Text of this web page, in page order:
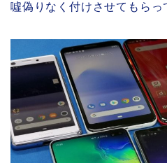
噓偽りなく付けさせてもらっ